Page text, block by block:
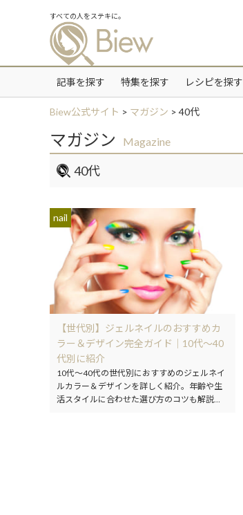
すべての人をステキに。
記事を探す 特集を探す レシピを探す
Biew公式サイト > マガジン > 40代
マガジン Magazine
40代
nail
【世代別】ジェルネイルのおすすめカ
ラー＆デザイン完全ガイド｜10代〜40
代別に紹介
10代〜40代の世代別におすすめのジェルネイ
ルカラー＆デザインを詳しく紹介。年齢や生
活スタイルに合わせた選び方のコツも解説し